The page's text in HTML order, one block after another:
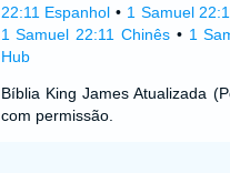
22:11 Espanhol • 1 Samuel
1 Samuel 22:11 Chinês• 1
Hub
Bíblia King James Atualizada
com permissão.